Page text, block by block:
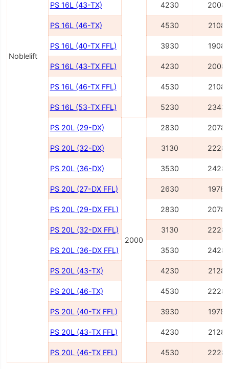
Noblelift
PS 16L (43-TX) 4230 2008
PS 16L (46-TX) 4530 2108
PS 16L (40-TX FFL) 3930 1908
PS 16L (43-TX FFL) 4230 2008
PS 16L (46-TX FFL) 4530 2108
PS 16L (53-TX FFL) 5230 2343
PS 20L (29-DX)
2000
2830 2078
PS 20L (32-DX) 3130 2228
PS 20L (36-DX) 3530 2428
PS 20L (27-DX FFL) 2630 1978
PS 20L (29-DX FFL) 2830 2078
PS 20L (32-DX FFL) 3130 2228
PS 20L (36-DX FFL) 3530 2428
PS 20L (43-TX) 4230 2128
PS 20L (46-TX) 4530 2228
PS 20L (40-TX FFL) 3930 1978
PS 20L (43-TX FFL) 4230 2128
PS 20L (46-TX FFL) 4530 2228